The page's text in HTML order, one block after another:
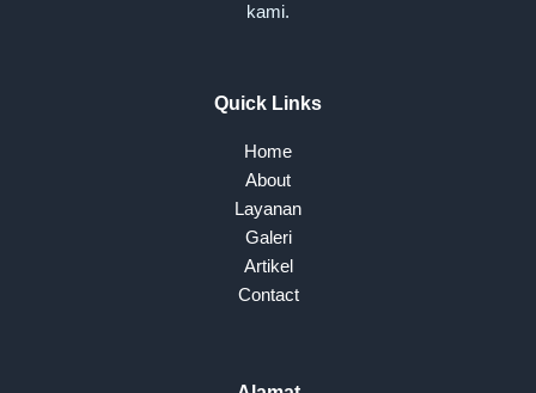
kami.
Quick Links
Home
About
Layanan
Galeri
Artikel
Contact